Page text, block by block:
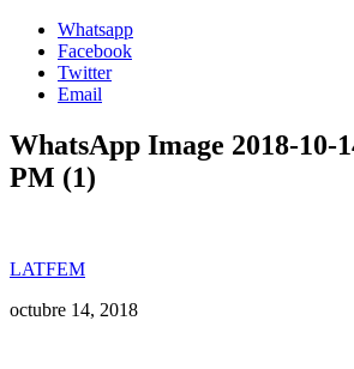
Whatsapp
Facebook
Twitter
Email
WhatsApp Image 2018-10-
PM (1)
LATFEM
octubre 14, 2018